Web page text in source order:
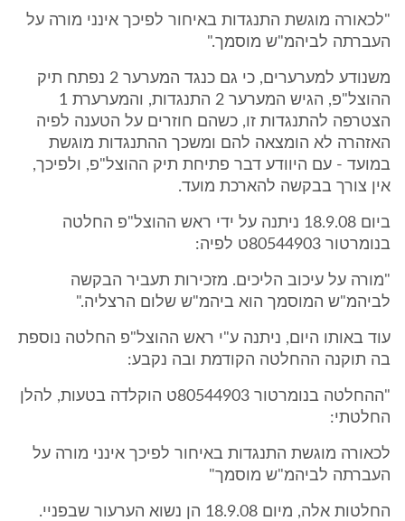
"לכאורה מוגשת התנגדות באיחור לפיכך אינני מורה על
העברתה לביהמ"ש מוסמך."
משנודע למערערים, כי גם כנגד המערער 2 נפתח תיק
ההוצל"פ, הגיש המערער 2 התנגדות, והמערערת 1
הצטרפה להתנגדות זו, כשהם חוזרים על הטענה לפיה
האזהרה לא הומצאה להם ומשכך ההתנגדות מוגשת
במועד - עם היוודע דבר פתיחת תיק ההוצל"פ, ולפיכך,
אין צורך בבקשה להארכת מועד.
ביום 18.9.08 ניתנה על ידי ראש ההוצל"פ החלטה
בנומרטור 80544903ט לפיה:
"מורה על עיכוב הליכים. מזכירות תעביר הבקשה
לביהמ"ש המוסמך הוא ביהמ"ש שלום הרצליה."
עוד באותו היום, ניתנה ע"י ראש ההוצל"פ החלטה נוספת
בה תוקנה ההחלטה הקודמת ובה נקבע:
"ההחלטה בנומרטור 80544903ט הוקלדה בטעות, להלן
החלטתי:
לכאורה מוגשת התנגדות באיחור לפיכך אינני מורה על
העברתה לביהמ"ש מוסמך"
החלטות אלה, מיום 18.9.08 הן נשוא הערעור שבפניי.